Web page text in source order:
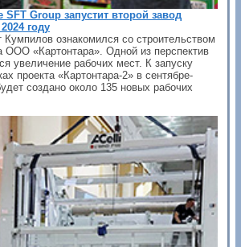
SFT Group запустит второй завод
году
ознакомился со строительством
ООО «Картонтара». Одной из перспектив
увеличение рабочих мест. К запуску
проекта «Картонтара-2» в сентябре-
создано около 135 новых рабочих